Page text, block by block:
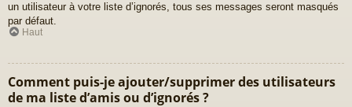
un utilisateur à votre liste d’ignorés, tous ses messages seront masqués
par défaut.
Haut
Comment puis-je ajouter/supprimer des utilisateurs
de ma liste d’amis ou d’ignorés ?